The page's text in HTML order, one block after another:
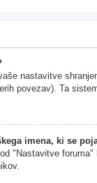
nastavitve
povezav). Ta
imena, ki se
"Nastavitve